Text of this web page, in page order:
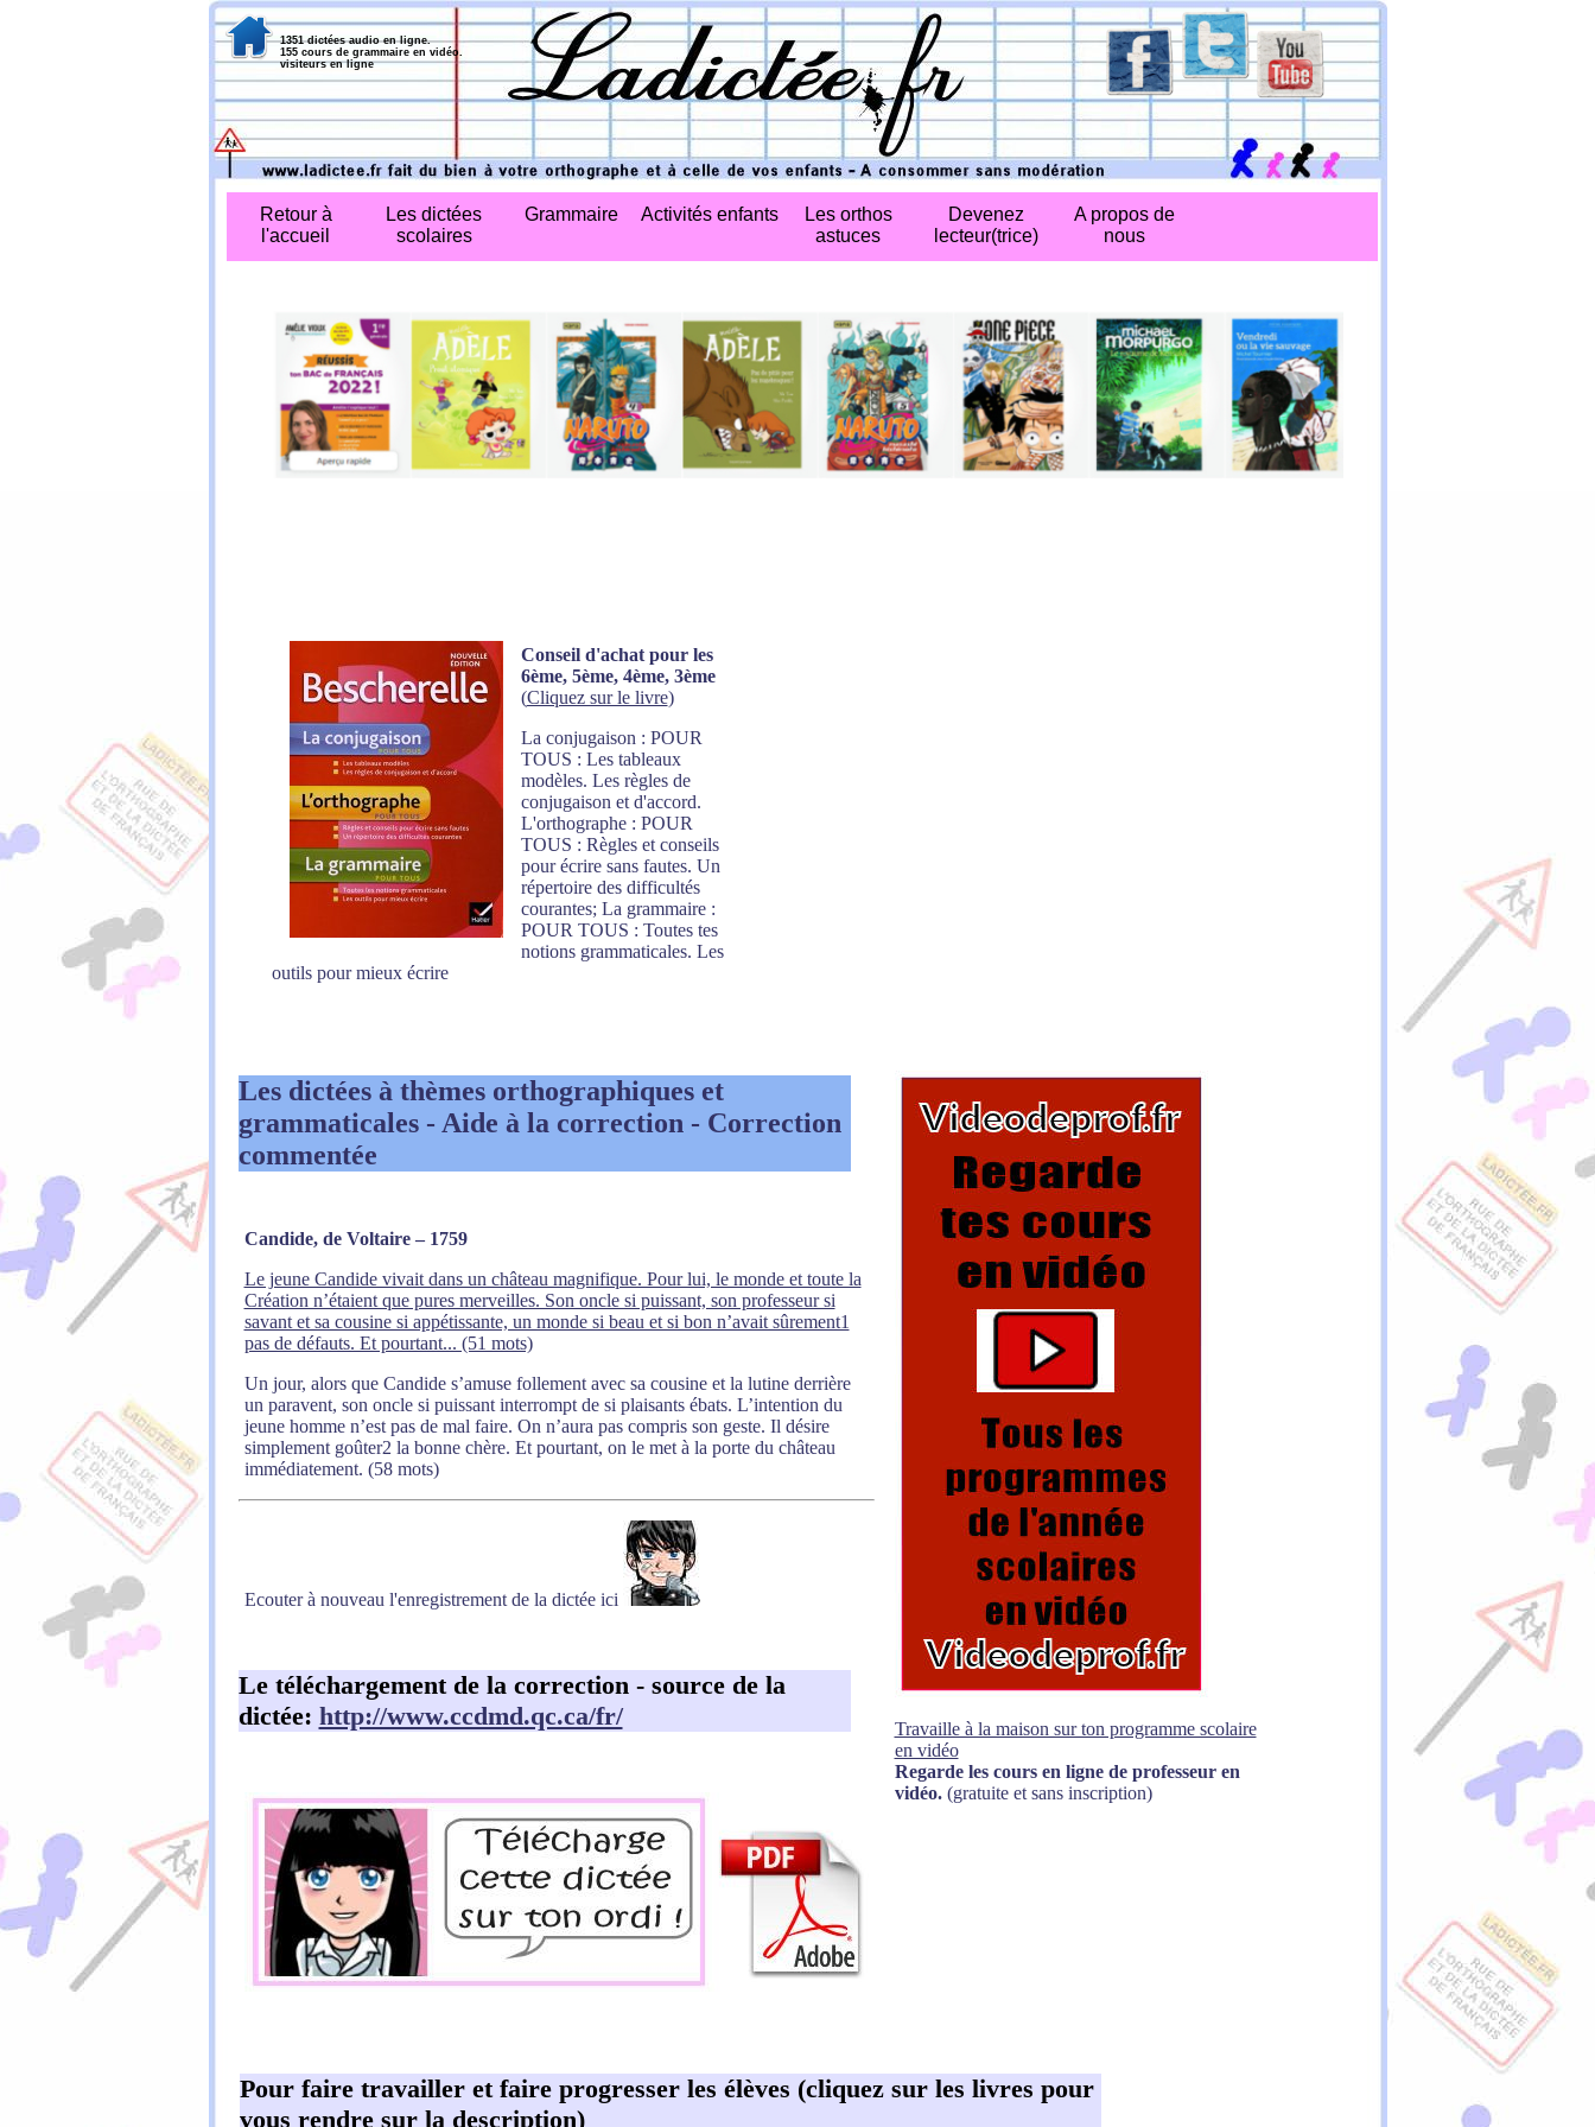
Conseil d'achat pour les
6ème, 5ème, 4ème, 3ème
(Cliquez sur le livre)
La conjugaison : POUR
TOUS : Les tableaux
modèles. Les règles de
conjugaison et d'accord.
L'orthographe : POUR
TOUS : Règles et conseils
pour écrire sans fautes. Un
répertoire des difficultés
courantes; La grammaire :
POUR TOUS : Toutes tes
notions grammaticales. Les
outils pour mieux écrire
Les dictées à thèmesorthographiques et
grammaticales - Aide à la correction - Correction
commentée
Travaille à la maison sur ton programme scolaire
en vidéo
Regarde les cours en ligne de professeur en
vidéo.(gratuite et sans inscription)
Candide, de Voltaire – 1759
Le jeune Candide vivait dans un château magnifique. Pour lui, le monde et toute la
Création n’étaient que pures merveilles. Son oncle si puissant, son professeur si
savant et sa cousine si appétissante, un monde si beau et si bon n’avait sûrement1
pas de défauts. Et pourtant... (51 mots)
Un jour, alors que Candide s’amuse follement avec sa cousine et la lutine derrière
un paravent, son oncle si puissant interrompt de si plaisants ébats. L’intention du
jeune homme n’est pas de mal faire. On n’aura pas compris son geste. Il désire
simplement goûter2 la bonne chère. Et pourtant, on le met à la porte du château
immédiatement. (58 mots)
Ecouter à nouveau l'enregistrement de la dictée ici
Le téléchargement de la correction - source de la
dictée: http://www.ccdmd.qc.ca/fr/
Pour faire travailler et faire progresser les élèves (cliquez sur les livres pour
vous rendre sur la description)